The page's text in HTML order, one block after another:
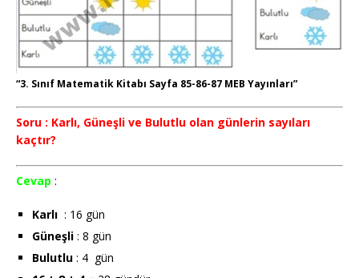
“3. Sınıf Matematik Kitabı Sayfa 85-86-87 MEB Yayınları”
Soru : Karlı, Güneşli ve Bulutlu olan günlerin sayıları
kaçtır?
Cevap :
Karlı : 16 gün
Güneşli : 8 gün
Bulutlu : 4 gün